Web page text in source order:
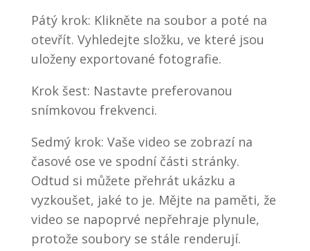
Pátý krok: Klikněte na soubor a poté na
otevřít. Vyhledejte složku, ve které jsou
uloženy exportované fotografie.
Krok šest: Nastavte preferovanou
snímkovou frekvenci.
Sedmý krok: Vaše video se zobrazí na
časové ose ve spodní části stránky.
Odtud si můžete přehrát ukázku a
vyzkoušet, jaké to je. Mějte na paměti, že
video se napoprvé nepřehraje plynule,
protože soubory se stále renderují.